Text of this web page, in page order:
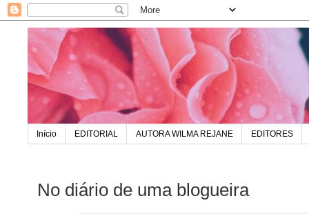
Início EDITORIAL AUTORA WILMA REJANE EDITORES
No diário de uma blogueira